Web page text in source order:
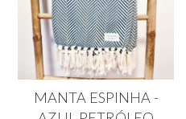
MANTA ESPINHA -